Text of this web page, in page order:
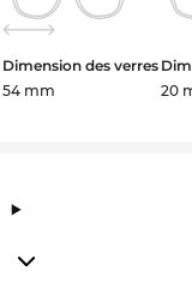
Dimension des verres
54 mm
20